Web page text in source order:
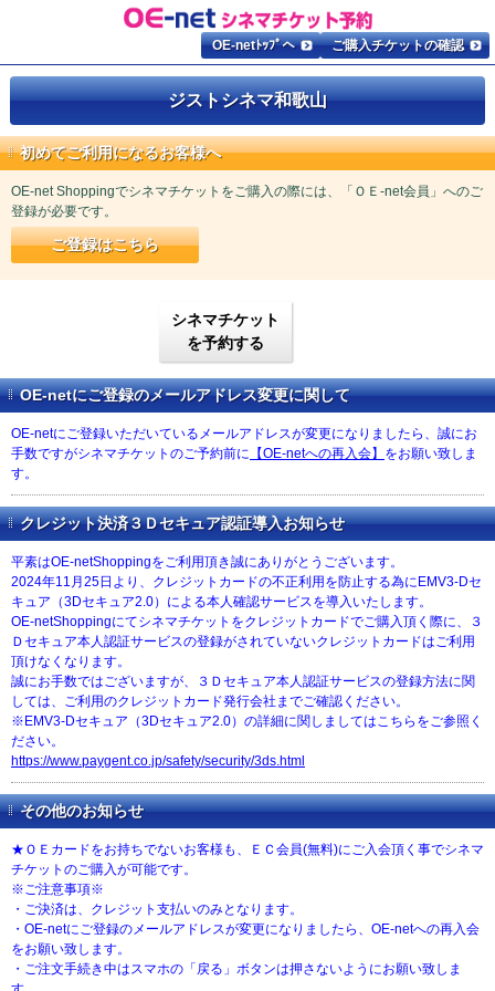
ご購入チケットの確認
OE-netﾄｯﾌﾟへ
ジストシネマ和歌山
初めてご利用になるお客様へ
OE-net Shoppingでシネマチケットをご購入の際には、「ＯＥ-net会員」へのご
登録が必要です。
ご登録はこちら
シネマチケット
を予約する
OE-netにご登録のメールアドレス変更に関して
OE-netにご登録いただいているメールアドレスが変更になりましたら、誠にお
手数ですがシネマチケットのご予約前に 【OE-netへの再入会】 をお願い致しま
す。
クレジット決済３Ｄセキュア認証導入お知らせ
平素はOE-netShoppingをご利用頂き誠にありがとうございます。
2024年11月25日より、クレジットカードの不正利用を防止する為にEMV3-Dセ
キュア（3Dセキュア2.0）による本人確認サービスを導入いたします。
OE-netShoppingにてシネマチケットをクレジットカードでご購入頂く際に、３
Ｄセキュア本人認証サービスの登録がされていないクレジットカードはご利用
頂けなくなります。
誠にお手数ではございますが、３Ｄセキュア本人認証サービスの登録方法に関
しては、ご利用のクレジットカード発行会社までご確認ください。
※EMV3-Dセキュア（3Dセキュア2.0）の詳細に関しましてはこちらをご参照く
ださい。
https://www.paygent.co.jp/safety/security/3ds.html
その他のお知らせ
★ＯＥカードをお持ちでないお客様も、ＥＣ会員(無料)にご入会頂く事でシネマ
チケットのご購入が可能です。
※ご注意事項※
・ご決済は、クレジット支払いのみとなります。
・OE-netにご登録のメールアドレスが変更になりましたら、OE-netへの再入会
をお願い致します。
・ご注文手続き中はスマホの「戻る」ボタンは押さないようにお願い致しま